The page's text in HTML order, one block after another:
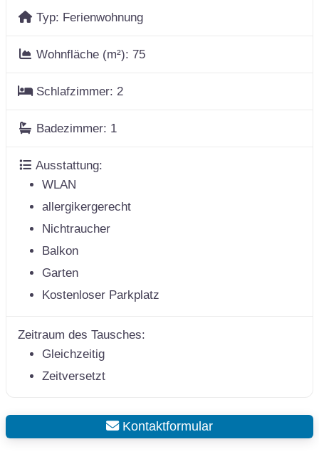
Typ: Ferienwohnung
Wohnfläche (m²):75
Schlafzimmer: 2
Badezimmer: 1
Ausstattung:
WLAN
allergikergerecht
Nichtraucher
Balkon
Garten
Kostenloser Parkplatz
Zeitraum des Tausches:
Gleichzeitig
Zeitversetzt
Kontaktformular